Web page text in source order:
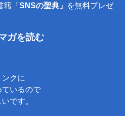
籍「SNSの聖典」
を無料プレゼ
ガを読む
クに
いるので
です。